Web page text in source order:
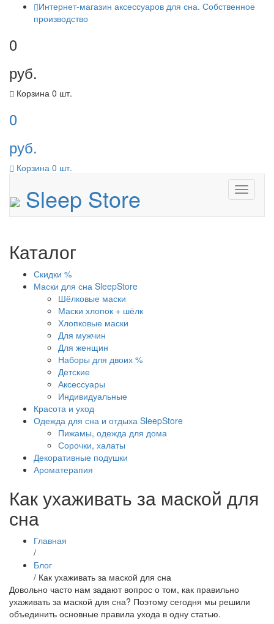
Интернет-магазин аксессуаров для сна. Собственное
производство
0
руб.
Корзина 0 шт.
0
руб.
Корзина 0 шт.
Menu
Sleep Store
Каталог
Скидки %
Маски для сна SleepStore
Шёлковые маски
Маски хлопок + шёлк
Хлопковые маски
Для мужчин
Для женщин
Наборы для двоих %
Детские
Аксессуары
Индивидуальные
Красота и уход
Одежда для сна и отдыха SleepStore
Пижамы, одежда для дома
Сорочки, халаты
Декоративные подушки
Ароматерапия
Как ухаживать за маской для
сна
Главная
/
Блог
/ Как ухаживать за маской для сна
Довольно часто нам задают вопрос о том, как правильно
ухаживать за маской для сна? Поэтому сегодня мы решили
объединить основные правила ухода в одну статью.